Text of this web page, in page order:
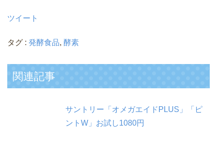
ツイート
タグ : 発酵食品, 酵素
関連記事
サントリー「オメガエイドPLUS」「ピ
ントW」お試し1080円